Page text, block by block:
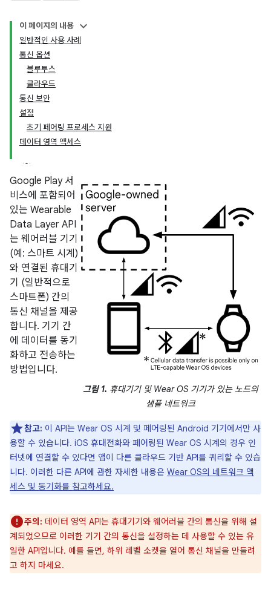
이 페이지의 내용
일반적인 사용 사례
통신 옵션
블루투스
클라우드
통신 보안
설정
초기 페어링 프로세스 지원
데이터 영역 액세스
그림 1. 휴대기기 및 Wear OS 기기가 있는 노드의
샘플 네트워크
Google Play 서
비스에 포함되어
있는 Wearable
Data Layer API
는 웨어러블 기기
(예: 스마트 시계)
와 연결된 휴대기
기 (일반적으로
스마트폰) 간의
통신 채널을 제공
합니다. 기기 간
에 데이터를 동기
화하고 전송하는
방법입니다.
참고: 이 API는 Wear OS 시계 및 페어링된 Android 기기에서만 사
용할 수 있습니다. iOS 휴대전화와 페어링된 Wear OS 시계의 경우 인
터넷에 연결할 수 있다면 앱이 다른 클라우드 기반 API를 쿼리할 수 있습
니다. 이러한 다른 API에 관한 자세한 내용은 Wear OS의 네트워크 액
세스 및 동기화를 참고하세요.
주의: 데이터 영역 API는 휴대기기와 웨어러블 간의 통신을 위해 설
계되었으므로 이러한 기기 간의 통신을 설정하는 데 사용할 수 있는 유
일한 API입니다. 예를 들면, 하위 레벨 소켓을 열어 통신 채널을 만들려
고 하지 마세요.